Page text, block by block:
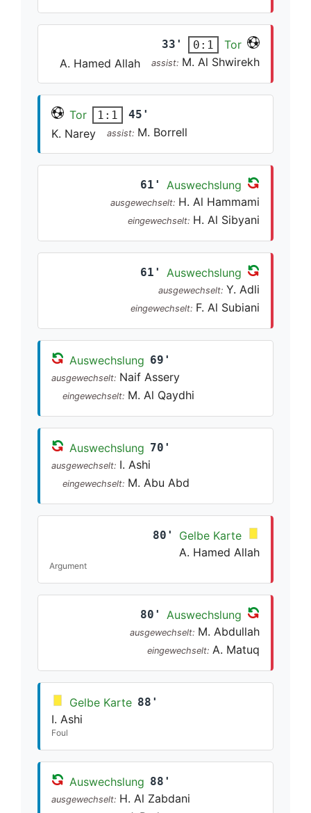
33' 0:1
Tor
A. Hamed Allah
assist: M. Al Shwirekh
Tor 1:1 45'
K. Narey assist: M. Borrell
61' Auswechslung
ausgewechselt: H. Al Hammami
eingewechselt: H. Al Sibyani
61' Auswechslung
ausgewechselt: Y. Adli
eingewechselt: F. Al Subiani
Auswechslung 69'
ausgewechselt: Naif Assery
eingewechselt: M. Al Qaydhi
Auswechslung 70'
ausgewechselt: I. Ashi
eingewechselt: M. Abu Abd
80'
Gelbe Karte
A. Hamed Allah
Argument
80' Auswechslung
ausgewechselt: M. Abdullah
eingewechselt: A. Matuq
Gelbe Karte 88'
I. Ashi
Foul
Auswechslung 88'
ausgewechselt: H. Al Zabdani